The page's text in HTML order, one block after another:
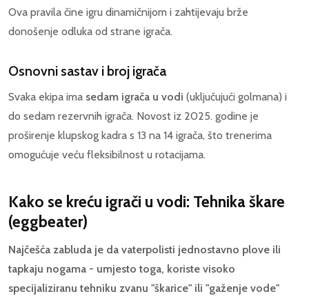
Ova pravila čine igru dinamičnijom i zahtijevaju brže
donošenje odluka od strane igrača.
Osnovni sastav i broj igrača
Svaka ekipa ima sedam igrača u vodi (uključujući golmana) i
do sedam rezervnih igrača. Novost iz 2025. godine je
proširenje klupskog kadra s 13 na 14 igrača, što trenerima
omogućuje veću fleksibilnost u rotacijama.
Kako se kreću igrači u vodi: Tehnika škare
(eggbeater)
Najčešća zabluda je da vaterpolisti jednostavno plove ili
tapkaju nogama - umjesto toga, koriste visoko
specijaliziranu tehniku zvanu "škarice" ili "gaženje vode"